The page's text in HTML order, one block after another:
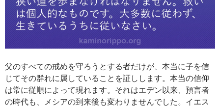
父のすべての戒めを守ろうとする者だけが、本当に子を信
じてその群れに属していることを証しします。本当の信仰
は常に従順によって現れます。それはエデン以来、預言者
の時代も、メシアの到来後も変わりませんでした。イエス